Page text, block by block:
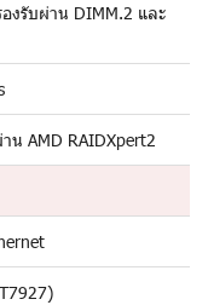
งรับผ่าน DIMM.2 และ
น AMD RAIDXpert2